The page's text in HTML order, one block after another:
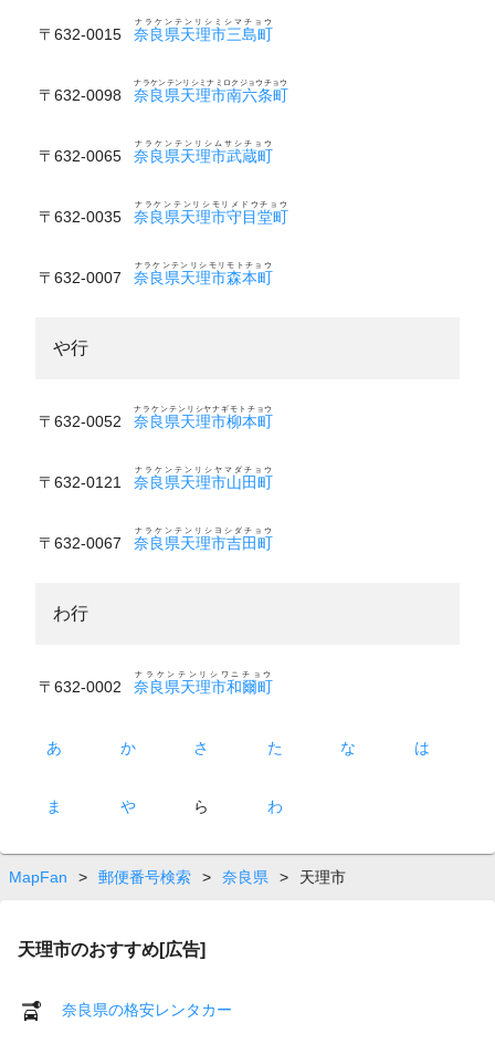
〒632-0015 奈良県天理市三島町
ナラケンテンリシミシマチョウ
〒632-0098 奈良県天理市南六条町
ナラケンテンリシミナミロクジョウチョウ
〒632-0065 奈良県天理市武蔵町
ナラケンテンリシムサシチョウ
〒632-0035 奈良県天理市守目堂町
ナラケンテンリシモリメドウチョウ
〒632-0007 奈良県天理市森本町
ナラケンテンリシモリモトチョウ
や行
〒632-0052 奈良県天理市柳本町
ナラケンテンリシヤナギモトチョウ
〒632-0121 奈良県天理市山田町
ナラケンテンリシヤマダチョウ
〒632-0067 奈良県天理市吉田町
ナラケンテンリシヨシダチョウ
わ行
〒632-0002 奈良県天理市和爾町
ナラケンテンリシワニチョウ
あ か さ た な は
ま や ら わ
MapFan > 郵便番号検索 > 奈良県 > 天理市
天理市のおすすめ[広告]
奈良県の格安レンタカー